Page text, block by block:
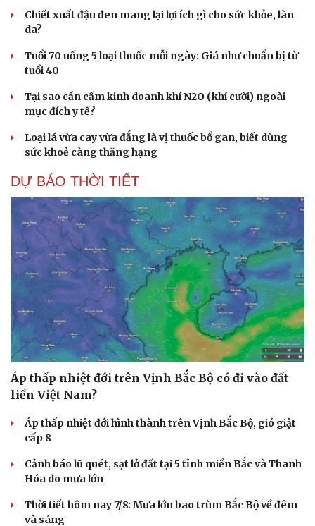
Chiết xuất đậu đen mang lại lợi ích gì cho sức khỏe, làn
da?
Tuổi 70 uống 5 loại thuốc mỗi ngày: Giá như chuẩn bị từ
tuổi 40
Tại sao cần cấm kinh doanh khí N2O (khí cười) ngoài
mục đích y tế?
Loại lá vừa cay vừa đắng là vị thuốc bổ gan, biết dùng
sức khoẻ càng thăng hạng
DỰ BÁO THỜI TIẾT
Áp thấp nhiệt đới trên Vịnh Bắc Bộ có đi vào đất
liền Việt Nam?
Áp thấp nhiệt đới hình thành trên Vịnh Bắc Bộ, gió giật
cấp 8
Cảnh báo lũ quét, sạt lở đất tại 5 tỉnh miền Bắc và Thanh
Hóa do mưa lớn
Thời tiết hôm nay 7/8: Mưa lớn bao trùm Bắc Bộ về đêm
và sáng